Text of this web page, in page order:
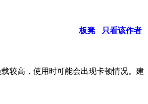
板凳 只看该作者
较高，使用时可能会出现卡顿情况。建